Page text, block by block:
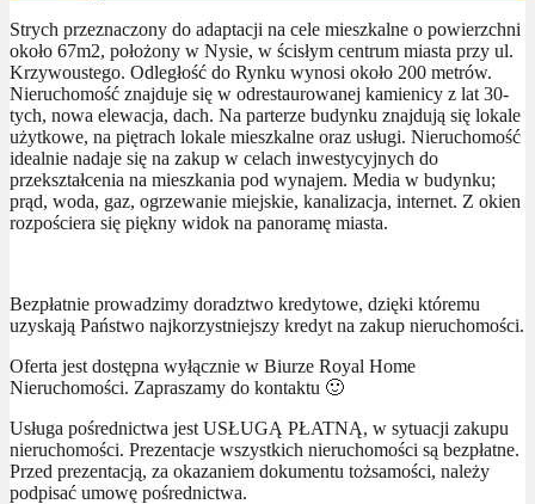
Strych przeznaczony do adaptacji na cele mieszkalne o powierzchni
około 67m2, położony w Nysie, w ścisłym centrum miasta przy ul.
Krzywoustego. Odległość do Rynku wynosi około 200 metrów.
Nieruchomość znajduje się w odrestaurowanej kamienicy z lat 30-
tych, nowa elewacja, dach. Na parterze budynku znajdują się lokale
użytkowe, na piętrach lokale mieszkalne oraz usługi. Nieruchomość
idealnie nadaje się na zakup w celach inwestycyjnych do
przekształcenia na mieszkania pod wynajem. Media w budynku;
prąd, woda, gaz, ogrzewanie miejskie, kanalizacja, internet. Z okien
rozpościera się piękny widok na panoramę miasta.
Bezpłatnie prowadzimy doradztwo kredytowe, dzięki któremu
uzyskają Państwo najkorzystniejszy kredyt na zakup nieruchomości.
Oferta jest dostępna wyłącznie w Biurze Royal Home
Nieruchomości. Zapraszamy do kontaktu 🙂
Usługa pośrednictwa jest USŁUGĄ PŁATNĄ, w sytuacji zakupu
nieruchomości. Prezentacje wszystkich nieruchomości są bezpłatne.
Przed prezentacją, za okazaniem dokumentu tożsamości, należy
podpisać umowę pośrednictwa.